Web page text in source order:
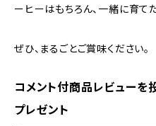
ーヒーはもちろん、一緒に育て
ぜひ、まるごとご賞味ください。
コメント付商品レビューを
プレゼント